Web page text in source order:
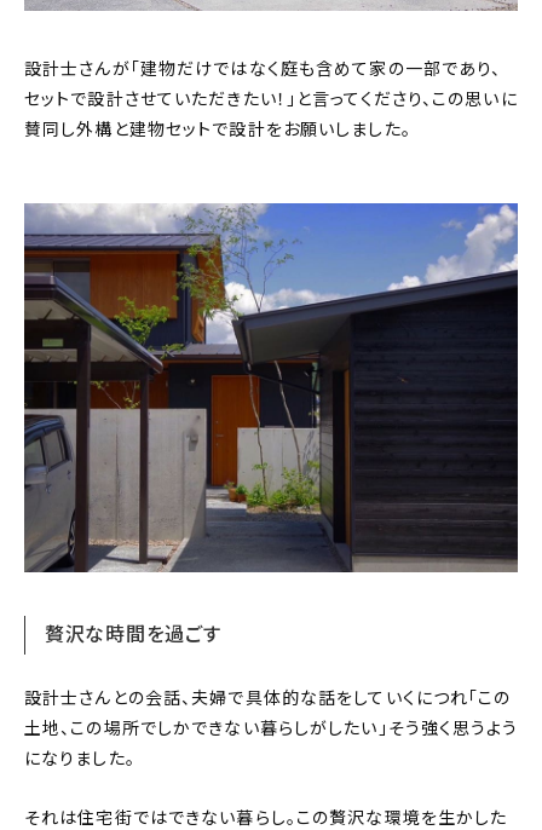
設計士さんが「建物だけではなく庭も含めて家の一部であり、
セットで設計させていただきたい！」と言ってくださり、この思いに
賛同し外構と建物セットで設計をお願いしました。
贅沢な時間を過ごす
設計士さんとの会話、夫婦で具体的な話をしていくにつれ「この
土地、この場所でしかできない暮らしがしたい」そう強く思うよう
になりました。
それは住宅街ではできない暮らし。この贅沢な環境を生かした